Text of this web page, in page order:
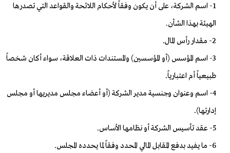
1- اسم الشركة، على أن يكون وفقاً لأحكام اللائحة والقواعد التي تصدرها
الهيئة بهذا الشأن.
2- مقدار رأس المال.
3- اسم المؤسس (أو المؤسسين) والمستندات ذات العلاقة، سواء أكان شخصاً
طبيعياً أم اعتبارياً.
4- اسم وعنوان وجنسية مدير الشركة (أو أعضاء مجلس مديريها أو مجلس
إدارتها).
5- عقد تأسيس الشركة أو نظامها الأساس.
6- ما يفيد بدفع المقابل المالي المحدد وفقاً لما يحدده المجلس.